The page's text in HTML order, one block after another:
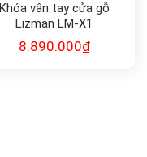
Khóa vân tay cửa gỗ
Lizman LM-X1
8.890.000₫